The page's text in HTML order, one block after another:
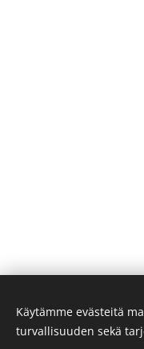
Käytämme evästeitä
turvallisuuden sekä